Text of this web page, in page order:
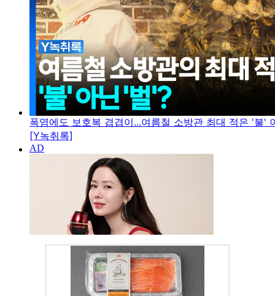
폭염에도 보호복 겹겹이...여름철 소방관 최대 적은 '불'
[Y녹취록]